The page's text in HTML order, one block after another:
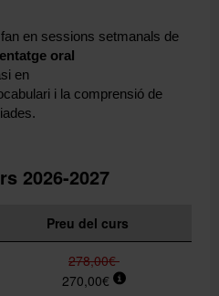
en sessions setmanals de
oral
en
i la comprensió de
2026-2027
Preu del curs
278,00€
270,00€